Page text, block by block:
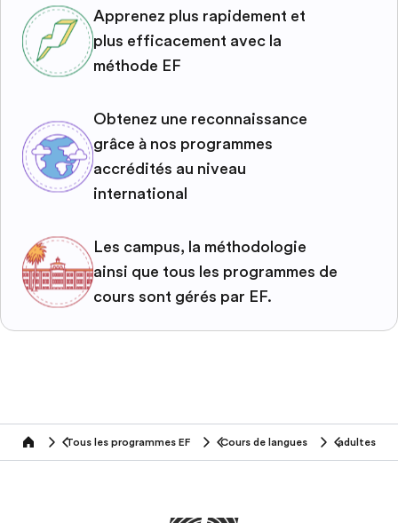
Apprenez plus rapidement et
plus efficacement avec la
méthode EF
Obtenez une reconnaissance
grâce à nos programmes
accrédités au niveau
international
Les campus, la méthodologie
ainsi que tous les programmes de
cours sont gérés par EF.
home Tous les programmes EF Cours de langues adultes